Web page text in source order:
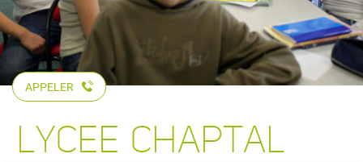
APPELER
LYCEE CHAPTAL